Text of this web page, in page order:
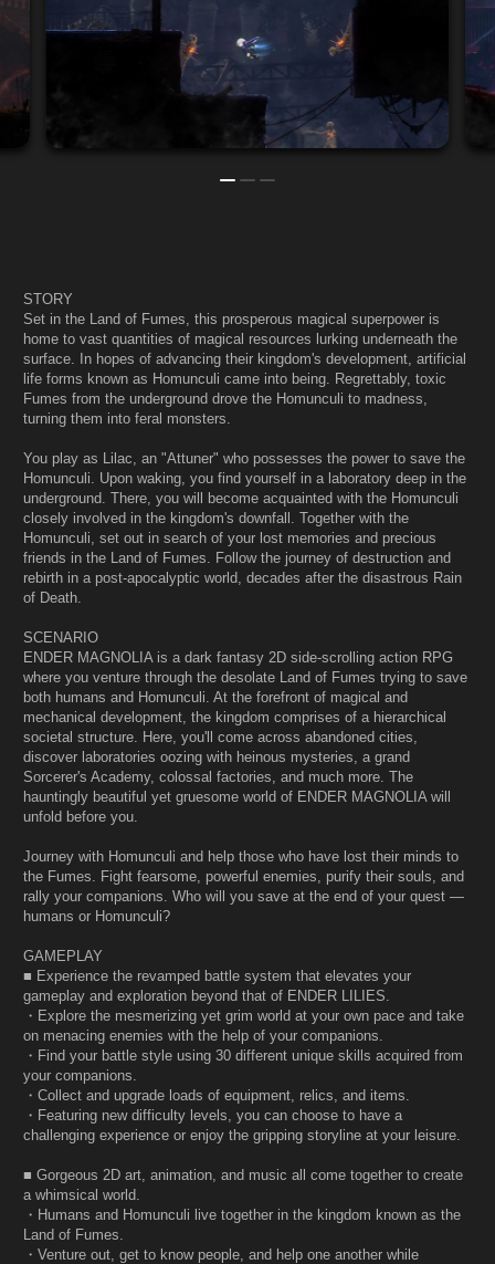
STORY
Set in the Land of Fumes, this prosperous magical superpower is
home to vast quantities of magical resources lurking underneath the
surface. In hopes of advancing their kingdom's development, artificial
life forms known as Homunculi came into being. Regrettably, toxic
Fumes from the underground drove the Homunculi to madness,
turning them into feral monsters.
You play as Lilac, an "Attuner" who possesses the power to save the
Homunculi. Upon waking, you find yourself in a laboratory deep in the
underground. There, you will become acquainted with the Homunculi
closely involved in the kingdom's downfall. Together with the
Homunculi, set out in search of your lost memories and precious
friends in the Land of Fumes. Follow the journey of destruction and
rebirth in a post-apocalyptic world, decades after the disastrous Rain
of Death.
SCENARIO
ENDER MAGNOLIA is a dark fantasy 2D side-scrolling action RPG
where you venture through the desolate Land of Fumes trying to save
both humans and Homunculi. At the forefront of magical and
mechanical development, the kingdom comprises of a hierarchical
societal structure. Here, you'll come across abandoned cities,
discover laboratories oozing with heinous mysteries, a grand
Sorcerer's Academy, colossal factories, and much more. The
hauntingly beautiful yet gruesome world of ENDER MAGNOLIA will
unfold before you.
Journey with Homunculi and help those who have lost their minds to
the Fumes. Fight fearsome, powerful enemies, purify their souls, and
rally your companions. Who will you save at the end of your quest —
humans or Homunculi?
GAMEPLAY
■ Experience the revamped battle system that elevates your
gameplay and exploration beyond that of ENDER LILIES.
・Explore the mesmerizing yet grim world at your own pace and take
on menacing enemies with the help of your companions.
・Find your battle style using 30 different unique skills acquired from
your companions.
・Collect and upgrade loads of equipment, relics, and items.
・Featuring new difficulty levels, you can choose to have a
challenging experience or enjoy the gripping storyline at your leisure.
■ Gorgeous 2D art, animation, and music all come together to create
a whimsical world.
・Humans and Homunculi live together in the kingdom known as the
Land of Fumes.
・Venture out, get to know people, and help one another while